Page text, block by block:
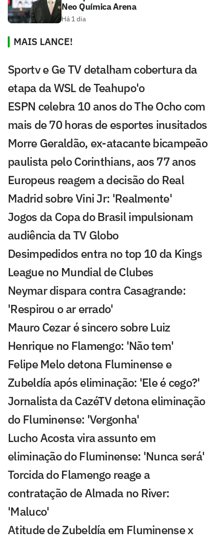
Neo Química Arena
Há 1 dia
MAIS LANCE!
Sportv e Ge TV detalham cobertura da
etapa da WSL de Teahupo'o
ESPN celebra 10 anos do The Ocho com
mais de 70 horas de esportes inusitados
Morre Geraldão, ex-atacante bicampeão
paulista pelo Corinthians, aos 77 anos
Europeus reagem a decisão do Real
Madrid sobre Vini Jr: 'Realmente'
Jogos da Copa do Brasil impulsionam
audiência da TV Globo
Desimpedidos entra no top 10 da Kings
League no Mundial de Clubes
Neymar dispara contra Casagrande:
'Respirou o ar errado'
Mauro Cezar é sincero sobre Luiz
Henrique no Flamengo: 'Não tem'
Felipe Melo detona Fluminense e
Zubeldía após eliminação: 'Ele é cego?'
Jornalista da CazéTV detona eliminação
do Fluminense: 'Vergonha'
Lucho Acosta vira assunto em
eliminação do Fluminense: 'Nunca será'
Torcida do Flamengo reage a
contratação de Almada no River:
'Maluco'
Atitude de Zubeldía em Fluminense x